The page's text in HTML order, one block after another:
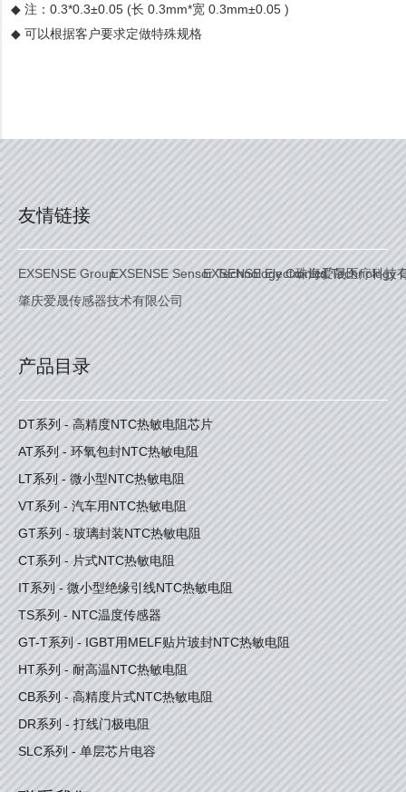
◆ 注：0.3*0.3±0.05 (长 0.3mm*宽 0.3mm±0.05 )
◆ 可以根据客户要求定做特殊规格
友情链接
EXSENSE GroupEXSENSE Sensor Technology Co. Ltd.
EXSENSE Electronics Technology
珠海爱晟医疗科技
肇庆爱晟传感器技术有限公司
产品目录
DT系列 - 高精度NTC热敏电阻芯片
AT系列 - 环氧包封NTC热敏电阻
LT系列 - 微小型NTC热敏电阻
VT系列 - 汽车用NTC热敏电阻
GT系列 - 玻璃封装NTC热敏电阻
CT系列 - 片式NTC热敏电阻
IT系列 - 微小型绝缘引线NTC热敏电阻
TS系列 - NTC温度传感器
GT-T系列 - IGBT用MELF贴片玻封NTC热敏电阻
HT系列 - 耐高温NTC热敏电阻
CB系列 - 高精度片式NTC热敏电阻
DR系列 - 打线门极电阻
SLC系列 - 单层芯片电容